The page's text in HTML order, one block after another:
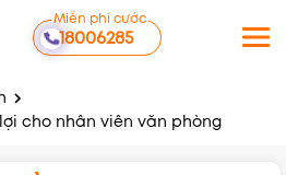
Miễn phí cước
18006285
cho nhân viên văn phòng